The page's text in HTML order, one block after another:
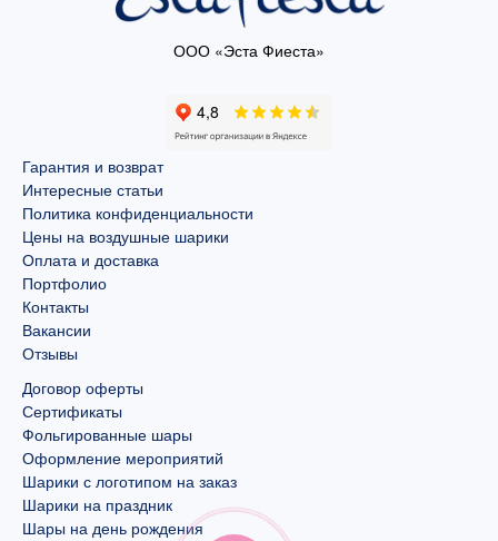
ООО «Эста Фиеста»
Гарантия и возврат
Интересные статьи
Политика конфиденциальности
Цены на воздушные шарики
Оплата и доставка
Портфолио
Контакты
Вакансии
Отзывы
Договор оферты
Сертификаты
Фольгированные шары
Оформление мероприятий
Шарики с логотипом на заказ
Шарики на праздник
Шары на день рождения